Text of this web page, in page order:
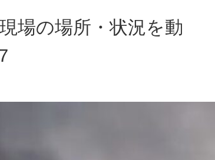
場の場所・状況を動